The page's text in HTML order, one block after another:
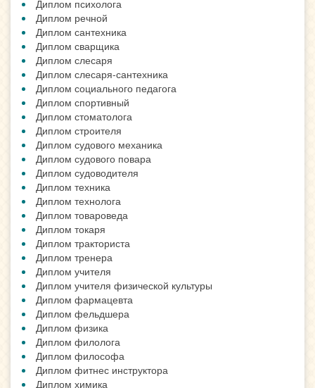
Диплом психолога
Диплом речной
Диплом сантехника
Диплом сварщика
Диплом слесаря
Диплом слесаря-сантехника
Диплом социального педагога
Диплом спортивный
Диплом стоматолога
Диплом строителя
Диплом судового механика
Диплом судового повара
Диплом судоводителя
Диплом техника
Диплом технолога
Диплом товароведа
Диплом токаря
Диплом тракториста
Диплом тренера
Диплом учителя
Диплом учителя физической культуры
Диплом фармацевта
Диплом фельдшера
Диплом физика
Диплом филолога
Диплом философа
Диплом фитнес инструктора
Диплом химика